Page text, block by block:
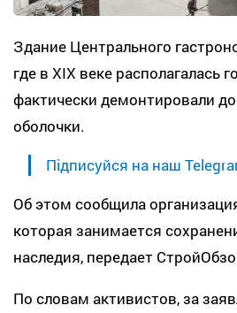
Здание Центрального
где в XIX веке располагалась
фактически демонтировали
оболочки.
Підписуйся на наш
Об этом сообщила
которая занимается
наследия, передает
По словам активистов, за